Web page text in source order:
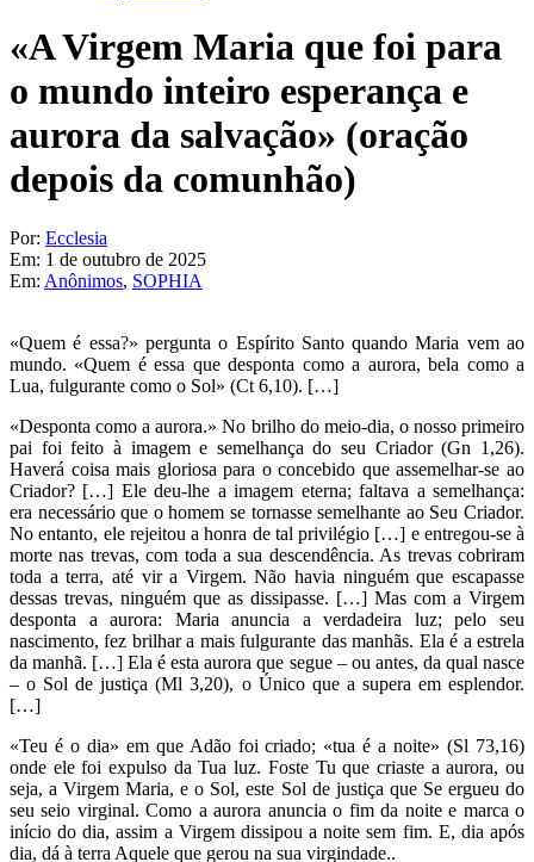
«A Virgem Maria que foi para
o mundo inteiro esperança e
aurora da salvação» (oração
depois da comunhão)
Por: Ecclesia
Em: 1 de outubro de 2025
Em: Anônimos, SOPHIA
«Quem é essa?» pergunta o Espírito Santo quando Maria vem ao
mundo. «Quem é essa que desponta como a aurora, bela como a
Lua, fulgurante como o Sol» (Ct 6,10). […]
«Desponta como a aurora.» No brilho do meio-dia, o nosso primeiro
pai foi feito à imagem e semelhança do seu Criador (Gn 1,26).
Haverá coisa mais gloriosa para o concebido que assemelhar-se ao
Criador? […] Ele deu-lhe a imagem eterna; faltava a semelhança:
era necessário que o homem se tornasse semelhante ao Seu Criador.
No entanto, ele rejeitou a honra de tal privilégio […] e entregou-se à
morte nas trevas, com toda a sua descendência. As trevas cobriram
toda a terra, até vir a Virgem. Não havia ninguém que escapasse
dessas trevas, ninguém que as dissipasse. […] Mas com a Virgem
desponta a aurora: Maria anuncia a verdadeira luz; pelo seu
nascimento, fez brilhar a mais fulgurante das manhãs. Ela é a estrela
da manhã. […] Ela é esta aurora que segue – ou antes, da qual nasce
– o Sol de justiça (Ml 3,20), o Único que a supera em esplendor.
[…]
«Teu é o dia» em que Adão foi criado; «tua é a noite» (Sl 73,16)
onde ele foi expulso da Tua luz. Foste Tu que criaste a aurora, ou
seja, a Virgem Maria, e o Sol, este Sol de justiça que Se ergueu do
seu seio virginal. Como a aurora anuncia o fim da noite e marca o
início do dia, assim a Virgem dissipou a noite sem fim. E, dia após
dia, dá à terra Aquele que gerou na sua virgindade..